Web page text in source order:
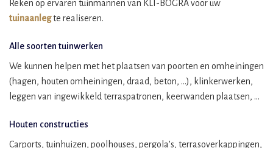
Reken op ervaren tuinmannen van KLI-BOGRA voor uw
tuinaanlegte realiseren.
Alle soorten tuinwerken
We kunnen helpen met het plaatsen van poorten en omheiningen
(hagen, houten omheiningen, draad, beton, …), klinkerwerken,
leggen van ingewikkeld terraspatronen, keerwanden plaatsen, …
Houten constructies
Carports, tuinhuizen, poolhouses, pergola’s, terrasoverkappingen,